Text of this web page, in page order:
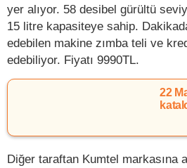
yer alıyor. 58 desibel gürültü
15 litre kapasiteye sahip.
edebilen makine zımba teli ve
edebiliyor. Fiyatı 9990TL.
22
Diğer taraftan Kumtel markasına